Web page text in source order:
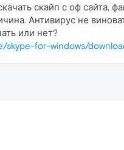
скайп с оф сайта,
Антивирус не
или нет?
skype-for-windows/